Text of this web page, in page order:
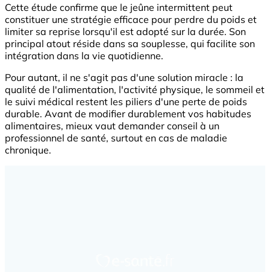
Cette étude confirme que le jeûne intermittent peut
constituer une stratégie efficace pour perdre du poids et
limiter sa reprise lorsqu'il est adopté sur la durée. Son
principal atout réside dans sa souplesse, qui facilite son
intégration dans la vie quotidienne.
Pour autant, il ne s'agit pas d'une solution miracle : la
qualité de l'alimentation, l'activité physique, le sommeil et
le suivi médical restent les piliers d'une perte de poids
durable. Avant de modifier durablement vos habitudes
alimentaires, mieux vaut demander conseil à un
professionnel de santé, surtout en cas de maladie
chronique.